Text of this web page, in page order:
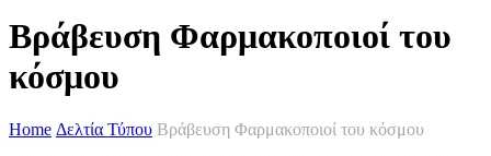
Βράβευση Φαρμακοποιοί του
κόσμου
Home Δελτία Τύπου Βράβευση Φαρμακοποιοί του κόσμου